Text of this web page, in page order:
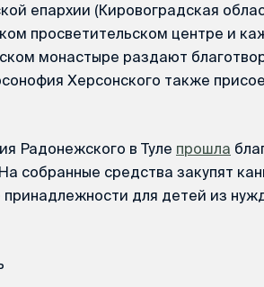
епархии (Кировоградская
просветительском центре и
монастыре раздают
Херсонского также
Радонежского в Туле прошла
собранные средства закупят
принадлежности для детей из